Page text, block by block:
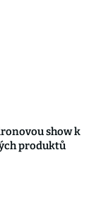
show k
produktů